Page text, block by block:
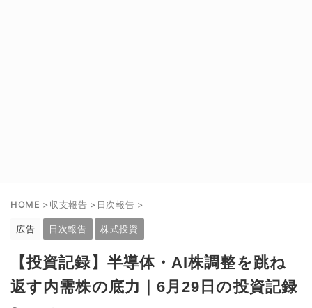
HOME >収支報告 > 日次報告 >
広告 日次報告 株式投資
【投資記録】半導体・AI株調整を跳ね
返す内需株の底力｜6月29日の投資記録